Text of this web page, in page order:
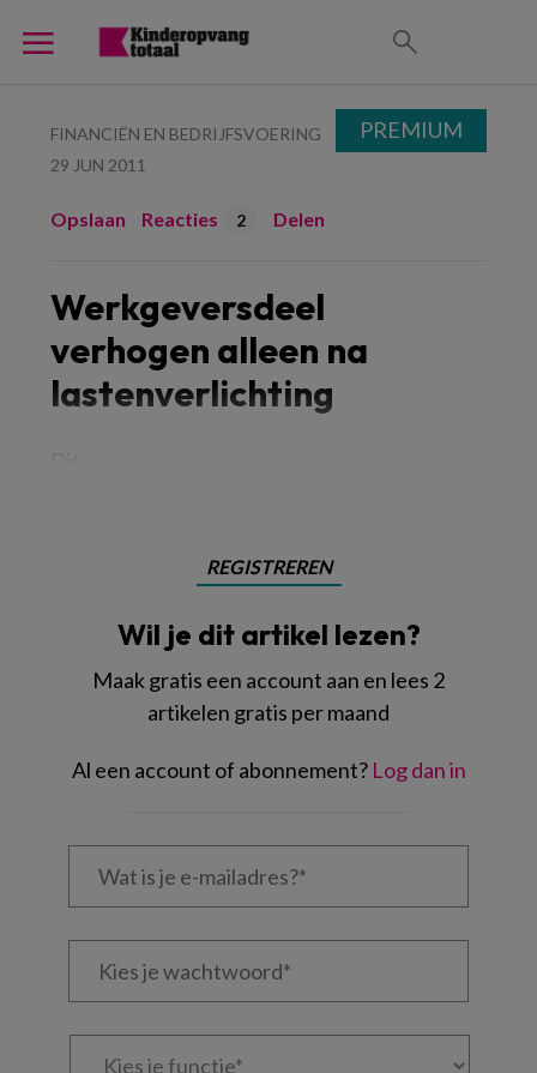
FINANCIËN EN BEDRIJFSVOERING
29 JUN 2011
Opslaan Reacties 2 Delen
Werkgeversdeel
verhogen alleen na
lastenverlichting
REGISTREREN
Wil je dit artikel lezen?
Maak gratis een account aan en lees 2
artikelen gratis per maand
Al een account of abonnement? Log dan in
Wat
Kies
Kies
PREMIUM